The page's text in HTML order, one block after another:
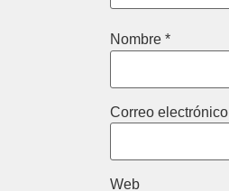
Nombre *
Correo electrónico
Web